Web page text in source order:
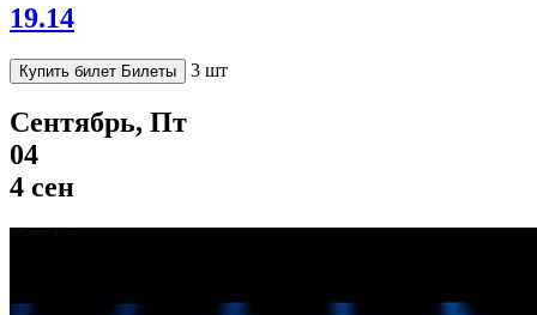
19.14
Купить билет Билеты 3 шт
Сентябрь, Пт
04
4 сен